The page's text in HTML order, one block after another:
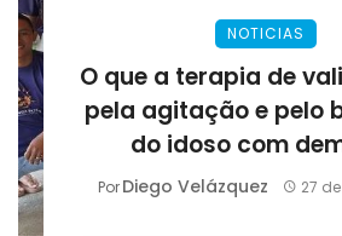
NOTICIAS
O que a terapia de
pela agitação e pelo
do idoso com
avançada?
PorDiego Velázquez 27